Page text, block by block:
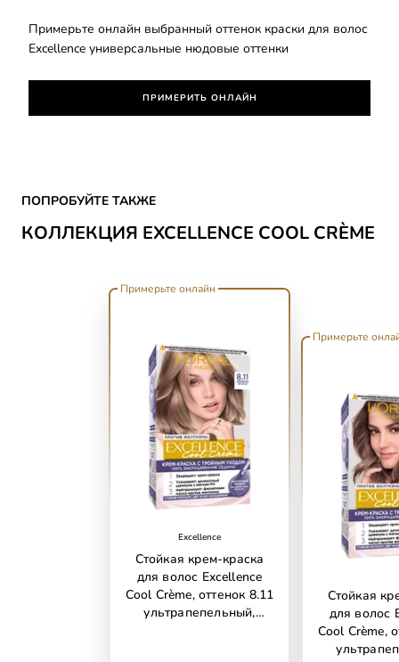
Примерьте онлайн выбранный оттенок краски для волос
Excellence универсальные нюдовые оттенки
ПРИМЕРИТЬ ОНЛАЙН
КОЛЛЕКЦИЯ EXCELLENCE COOL CRÈME
ПОПРОБУЙТЕ ТАКЖЕ
Примерьте онлайн
Excellence
Стойкая крем-краска
для волос Excellence
Cool Crème, оттенок 8.11
ультрапепельный,
Примерьте
Стойкая
для волос
Cool Crème,